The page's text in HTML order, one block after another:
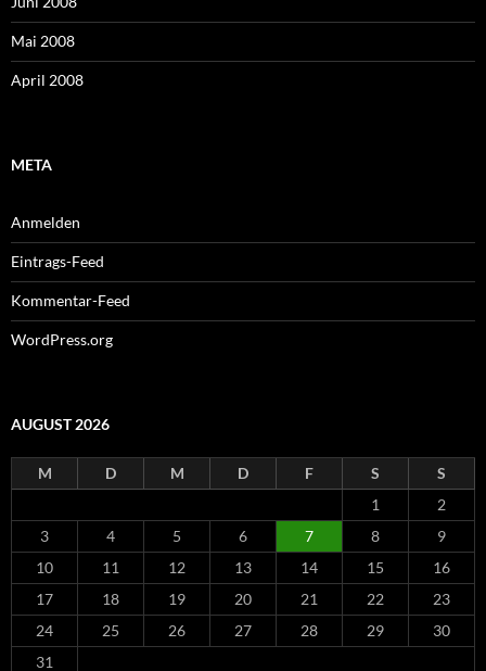
Mai 2008
April 2008
META
Anmelden
Eintrags-Feed
Kommentar-Feed
WordPress.org
AUGUST 2026
M D M D F S
S
1
2
3
4 5 6 7 8
9
10
11 12 13 14 15
16
17
18 19 20 21 22
23
24
25 26 27 28 29
30
31